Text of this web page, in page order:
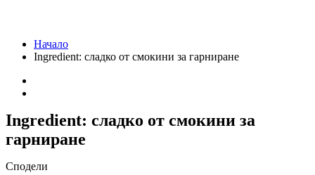
Начало
Ingredient: сладко от смокини за гарниране
Ingredient: сладко от смокини за
гарниране
Сподели